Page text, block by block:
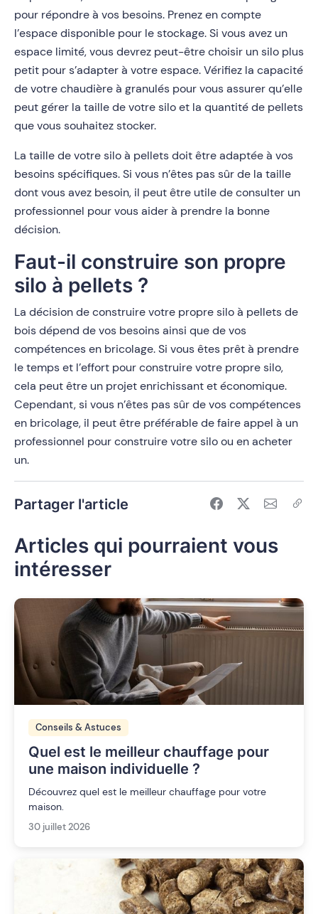
pour répondre à vos besoins. Prenez en compte
l’espace disponible pour le stockage. Si vous avez un
espace limité, vous devrez peut-être choisir un silo plus
petit pour s’adapter à votre espace. Vérifiez la capacité
de votre chaudière à granulés pour vous assurer qu’elle
peut gérer la taille de votre silo et la quantité de pellets
que vous souhaitez stocker.
La taille de votre silo à pellets doit être adaptée à vos
besoins spécifiques. Si vous n’êtes pas sûr de la taille
dont vous avez besoin, il peut être utile de consulter un
professionnel pour vous aider à prendre la bonne
décision.
Faut-il construire son propre
silo à pellets ?
La décision de construire votre propre silo à pellets de
bois dépend de vos besoins ainsi que de vos
compétences en bricolage. Si vous êtes prêt à prendre
le temps et l’effort pour construire votre propre silo,
cela peut être un projet enrichissant et économique.
Cependant, si vous n’êtes pas sûr de vos compétences
en bricolage, il peut être préférable de faire appel à un
professionnel pour construire votre silo ou en acheter
un.
Partager l'article
Articles qui pourraient vous
intéresser
Conseils & Astuces
Quel est le meilleur chauffage pour
une maison individuelle ?
Découvrez quel est le meilleur chauffage pour votre
maison.
30 juillet 2026